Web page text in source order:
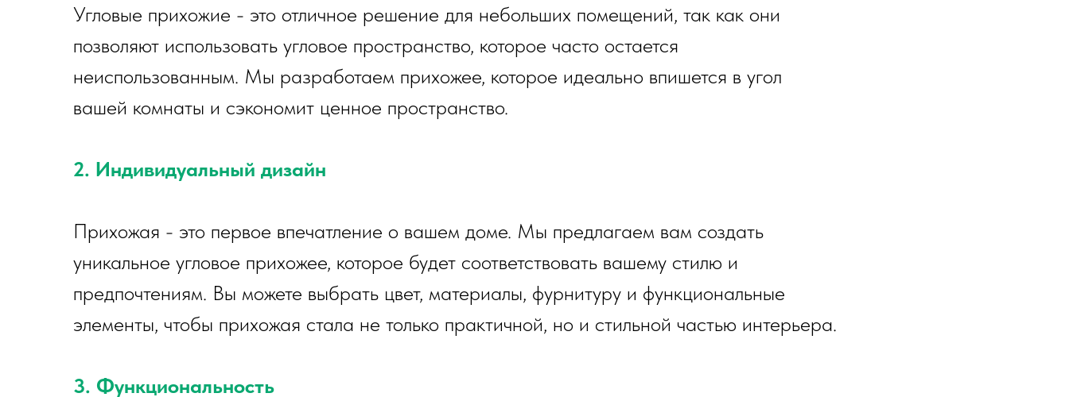
Угловые прихожие - это отличное решение для небольших помещений, так как они
позволяют использовать угловое пространство, которое часто остается
неиспользованным. Мы разработаем прихожее, которое идеально впишется в угол
вашей комнаты и сэкономит ценное пространство.
2. Индивидуальный дизайн
Прихожая - это первое впечатление о вашем доме. Мы предлагаем вам создать
уникальное угловое прихожее, которое будет соответствовать вашему стилю и
предпочтениям. Вы можете выбрать цвет, материалы, фурнитуру и функциональные
элементы, чтобы прихожая стала не только практичной, но и стильной частью интерьера.
3. Функциональность